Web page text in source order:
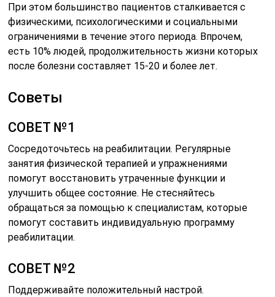
При этом большинство пациентов сталкивается с
физическими, психологическими и социальными
ограничениями в течение этого периода. Впрочем,
есть 10% людей, продолжительность жизни которых
после болезни составляет 15-20 и более лет.
Советы
СОВЕТ №1
Сосредоточьтесь на реабилитации. Регулярные
занятия физической терапией и упражнениями
помогут восстановить утраченные функции и
улучшить общее состояние. Не стесняйтесь
обращаться за помощью к специалистам, которые
помогут составить индивидуальную программу
реабилитации.
СОВЕТ №2
Поддерживайте положительный настрой.